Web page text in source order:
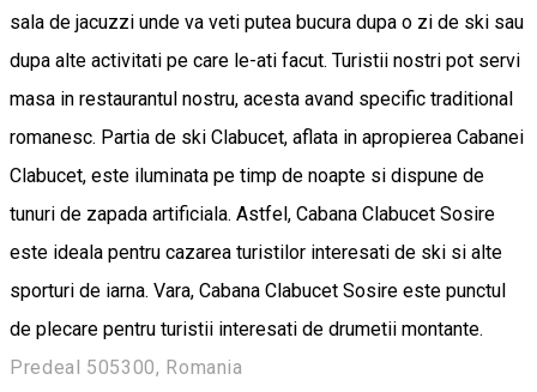
sala de jacuzzi unde va veti putea bucura dupa o zi de ski sau
dupa alte activitati pe care le-ati facut. Turistii nostri pot servi
masa in restaurantul nostru, acesta avand specific traditional
romanesc. Partia de ski Clabucet, aflata in apropierea Cabanei
Clabucet, este iluminata pe timp de noapte si dispune de
tunuri de zapada artificiala. Astfel, Cabana Clabucet Sosire
este ideala pentru cazarea turistilor interesati de ski si alte
sporturi de iarna. Vara, Cabana Clabucet Sosire este punctul
de plecare pentru turistii interesati de drumetii montante.
Predeal 505300, Romania